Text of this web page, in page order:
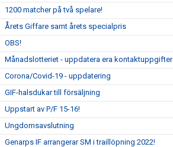
1200 matcher på två spelare!
Årets Giffare samt årets specialpris
OBS!
Månadslotteriet - uppdatera era kontaktuppgifter
Corona/Covid-19 - uppdatering
GIF-halsdukar till försäljning
Uppstart av P/F 15-16!
Ungdomsavslutning
Genarps IF arrangerar SM i traillöpning 2022!